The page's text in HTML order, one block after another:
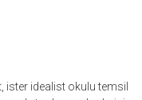
ister idealist okulu temsil